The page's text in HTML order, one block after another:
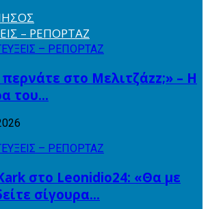
– ΡΕΠΟΡΤΑΖ
– ΡΕΠΟΡΤΑΖ
στο Μελιτζάzz;» – Η
του…
– ΡΕΠΟΡΤΑΖ
στο Leonidio24: «Θα με
σίγουρα…